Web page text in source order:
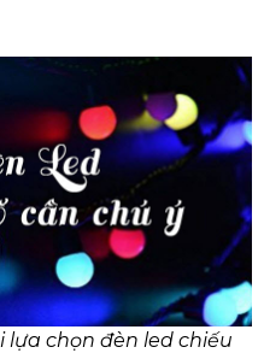
lựa chọn đèn led chiếu